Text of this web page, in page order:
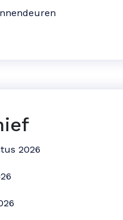
2026